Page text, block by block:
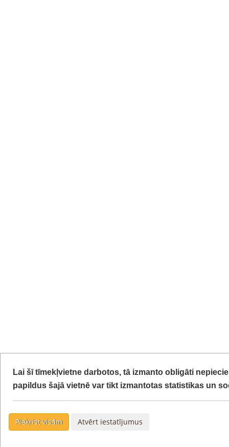
Lai šī tīmekļvietne darbotos, tā izmanto obligāti
papildus šajā vietnē var tikt izmantotas statistikas un
Piekrist visām Atvērt iestatījumus